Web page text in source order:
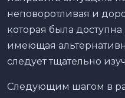
неповоротливая и
которая была
имеющая
следует тщательно
Следующим шагом в